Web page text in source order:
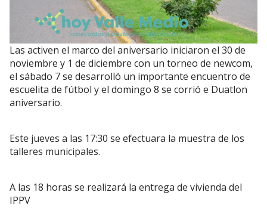
Las activen el marco del aniversario iniciaron el 30 de
noviembre y 1 de diciembre con un torneo de newcom,
el sábado 7 se desarrolló un importante encuentro de
escuelita de fútbol y el domingo 8 se corrió e Duatlon
aniversario.
Este jueves a las 17:30 se efectuara la muestra de los
talleres municipales.
A las 18 horas se realizará la entrega de vivienda del
IPPV